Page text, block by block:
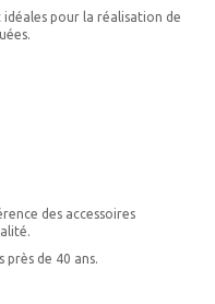
idéales pour la réalisation de
des accessoires
près de 40 ans.